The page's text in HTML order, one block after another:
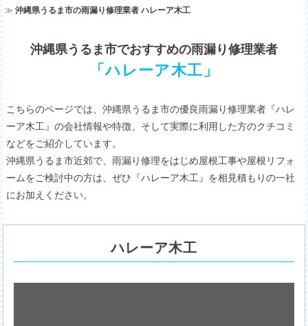
≫沖縄県うるま市の雨漏り修理業者 ハレーア木工
沖縄県うるま市でおすすめの雨漏り修理業者
「ハレーア木工」
こちらのページでは、沖縄県うるま市の優良雨漏り修理業者『ハレ
ーア木工』の会社情報や特徴、そして実際に利用した方のクチコミ
などをご紹介しています。
沖縄県うるま市近郊で、雨漏り修理をはじめ屋根工事や屋根リフォ
ームをご検討中の方は、ぜひ『ハレーア木工』を相見積もりの一社
にお加えください。
ハレーア木工